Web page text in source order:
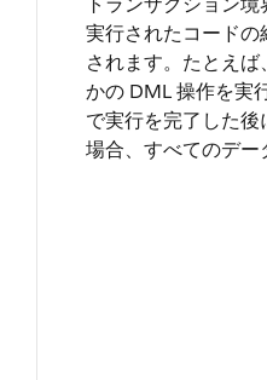
実行されたコード
されます。たとえ
かの DML 操作を実
で実行を完了した
場合、すべてのデー